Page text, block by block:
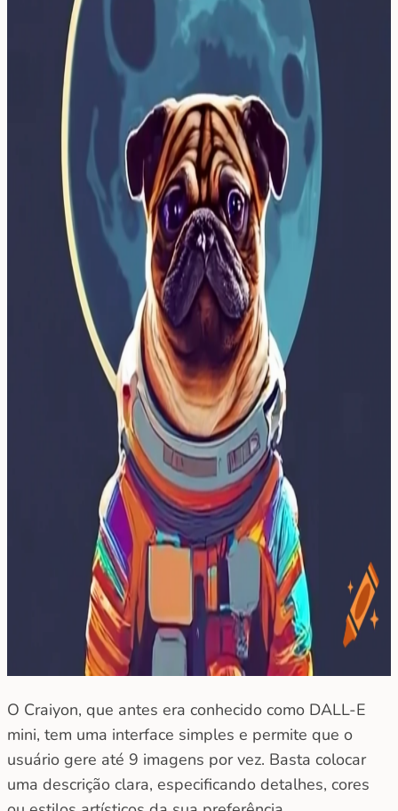
O Craiyon, que antes era conhecido como DALL-E
mini, tem uma interface simples e permite que o
usuário gere até 9 imagens por vez. Basta colocar
uma descrição clara, especificando detalhes, cores